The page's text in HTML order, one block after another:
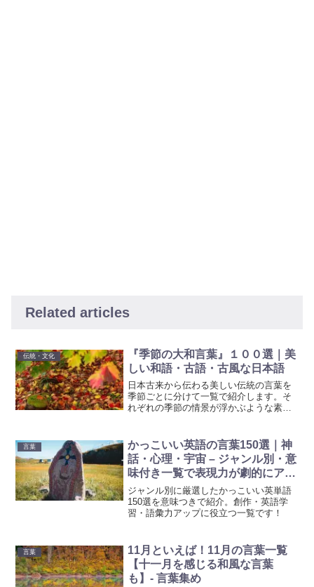
Related articles
伝統・文化
『季節の大和言葉』１００選｜美
しい和語・古語・古風な日本語
日本古来から伝わる美しい伝統の言葉を
季節ごとに分けて一覧で紹介します。そ
れぞれの季節の情景が浮かぶような素敵
語・大和言葉』と言われる美しく綺麗な
古語を楽しんで下さい。
言葉
かっこいい英語の言葉150選｜神
話・心理・宇宙 – ジャンル別・意
味付き一覧で表現力が劇的にアッ
プ！
ジャンル別に厳選したかっこいい英単語
150選を意味つきで紹介。創作・英語学
習・語彙力アップに役立つ一覧です！
言葉
11月といえば！11月の言葉一覧
【十一月を感じる和風な言葉
も】- 言葉集め